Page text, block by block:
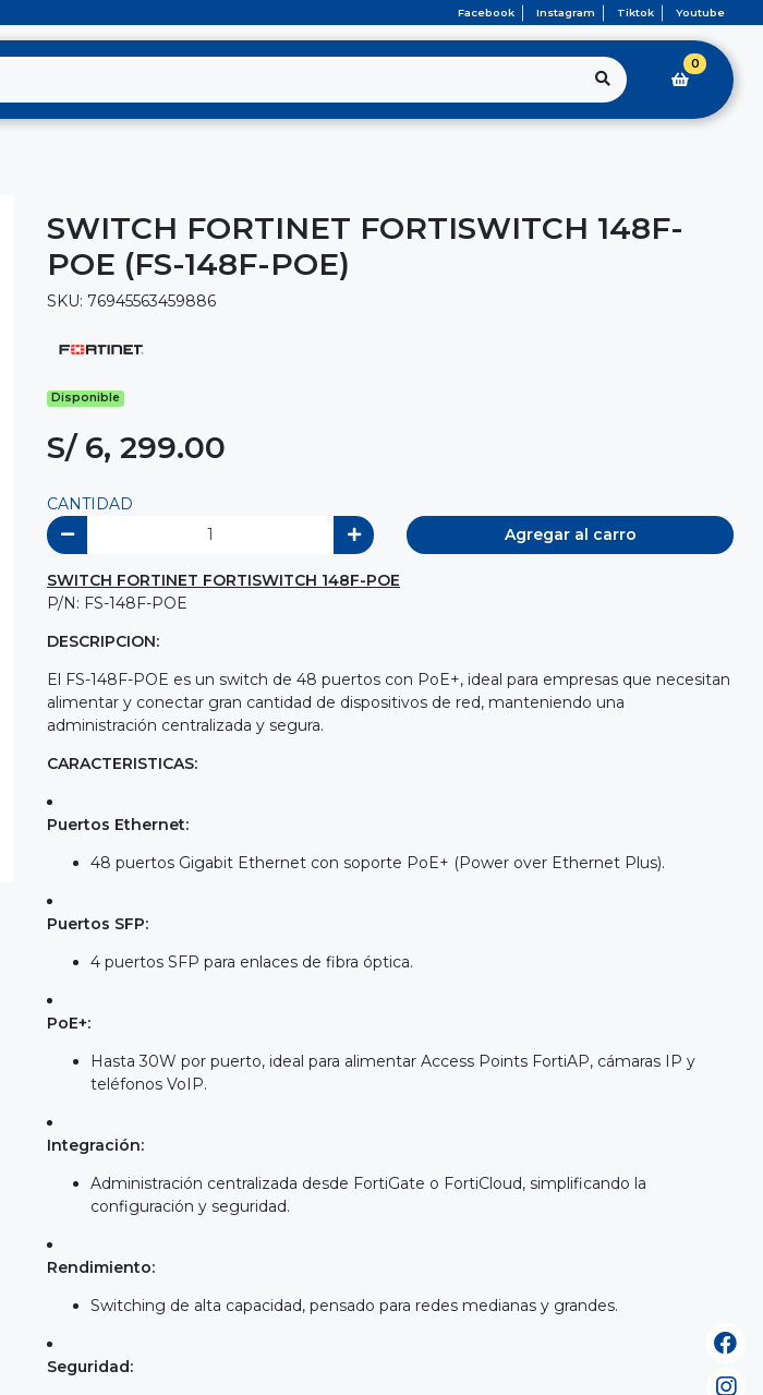
Facebook Instagram Tiktok Youtube
0
SWITCH FORTINET FORTISWITCH 148F-
POE (FS-148F-POE)
SKU: 76945563459886
Disponible
S/ 6, 299.00
CANTIDAD
Agregar al carro
SWITCH FORTINET FORTISWITCH 148F-POE
P/N: FS-148F-POE
DESCRIPCION:
El FS-148F-POE es un switch de 48 puertos con PoE+, ideal para empresas que necesitan
alimentar y conectar gran cantidad de dispositivos de red, manteniendo una
administración centralizada y segura.
CARACTERISTICAS:
Puertos Ethernet:
48 puertos Gigabit Ethernet con soporte PoE+ (Power over Ethernet Plus).
Puertos SFP:
4 puertos SFP para enlaces de fibra óptica.
PoE+:
Hasta 30W por puerto, ideal para alimentar Access Points FortiAP, cámaras IP y
teléfonos VoIP.
Integración:
Administración centralizada desde FortiGate o FortiCloud, simplificando la
configuración y seguridad.
Rendimiento:
Switching de alta capacidad, pensado para redes medianas y grandes.
Seguridad: